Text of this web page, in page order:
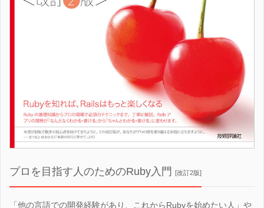
プロを目指す人のためのRuby入門 [改訂2版]
「他の言語での開発経験があり、これからRubyを始めたい人」や